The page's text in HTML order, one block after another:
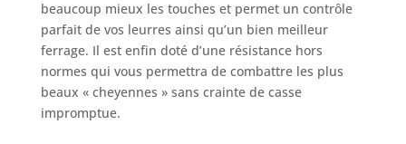
beaucoup mieux les touches et permet un contrôle
parfait de vos leurres ainsi qu’un bien meilleur
ferrage. Il est enfin doté d’une résistance hors
normes qui vous permettra de combattre les plus
beaux « cheyennes » sans crainte de casse
impromptue.